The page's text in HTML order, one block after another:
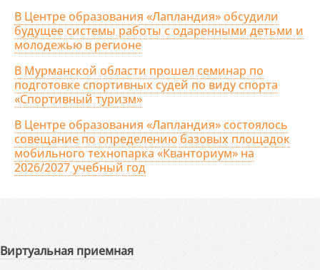
В Центре образования «Лапландия» обсудили
будущее системы работы с одаренными детьми и
молодежью в регионе
В Мурманской области прошел семинар по
подготовке спортивных судей по виду спорта
«Спортивный туризм»
В Центре образования «Лапландия» состоялось
совещание по определению базовых площадок
мобильного технопарка «Кванториум» на
2026/2027 учебный год
Виртуальная приемная